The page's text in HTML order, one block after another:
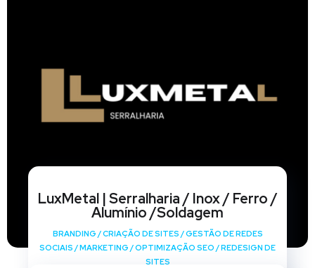
LuxMetal | Serralharia / Inox / Ferro /
Alumínio /Soldagem
BRANDING /CRIAÇÃO DE SITES /GESTÃO DE REDES
SOCIAIS /MARKETING /OPTIMIZAÇÃO SEO /REDESIGN DE
SITES